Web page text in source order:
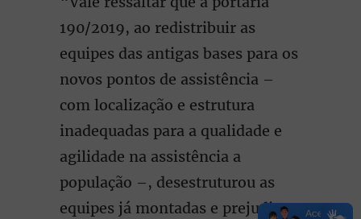
190/2019, ao redistribuir as
equipes das antigas bases para os
novos pontos de assistência –
com localização e estrutura
inadequadas para a qualidade e
agilidade na assistência a
população –, desestruturou as
equipes já montadas e prejudicou